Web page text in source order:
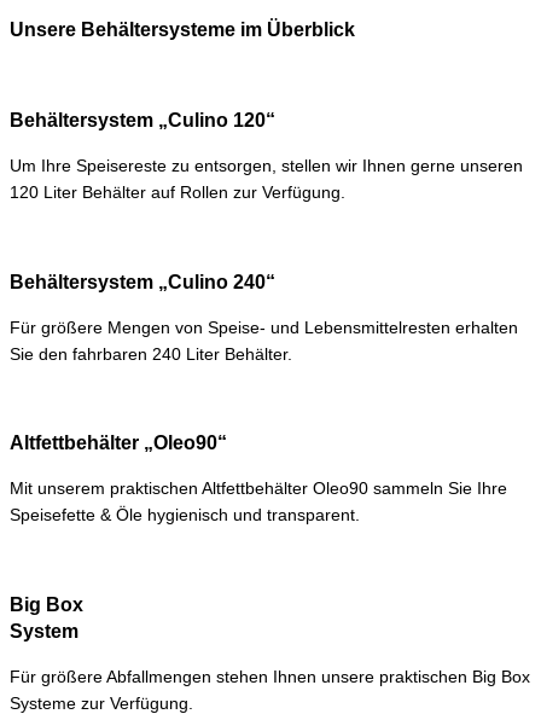
Unsere Behältersysteme im Überblick
Behältersystem „Culino 120“
Um Ihre Speisereste zu entsorgen, stellen wir Ihnen gerne unseren
120 Liter Behälter auf Rollen zur Verfügung.
Behältersystem „Culino 240“
Für größere Mengen von Speise- und Lebensmittelresten erhalten
Sie den fahrbaren 240 Liter Behälter.
Altfettbehälter „Oleo90“
Mit unserem praktischen Altfettbehälter Oleo90 sammeln Sie Ihre
Speisefette & Öle hygienisch und transparent.
Big Box
System
Für größere Abfallmengen stehen Ihnen unsere praktischen Big Box
Systeme zur Verfügung.